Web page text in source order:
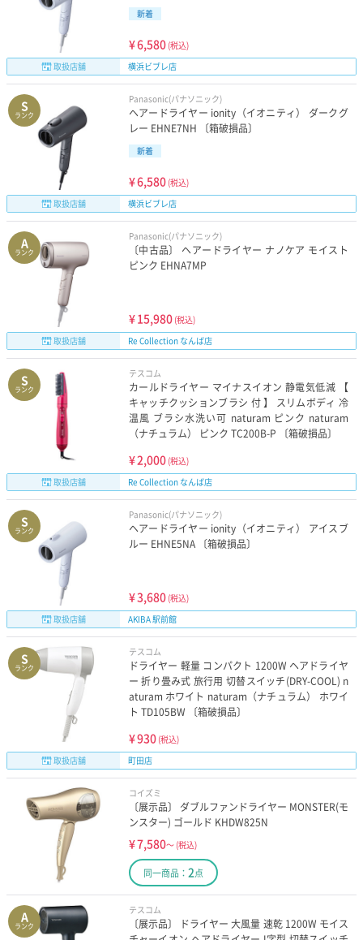
新着
¥6,580 (税込)
取扱店舗
横浜ビブレ店
S
ランク
Panasonic(パナソニック)
ヘアードライヤー ionity（イオニティ） ダークグ
レー EHNE7NH 〔箱破損品〕
新着
¥6,580 (税込)
取扱店舗
横浜ビブレ店
A
ランク
Panasonic(パナソニック)
〔中古品〕 ヘアードライヤー ナノケア モイスト
ピンク EHNA7MP
¥15,980 (税込)
取扱店舗
Re Collection なんば店
S
ランク
テスコム
カールドライヤー マイナスイオン 静電気低減 【
キャッチクッションブラシ 付 】 スリムボディ 冷
温風 ブラシ水洗い可 naturam ピンク naturam
（ナチュラム） ピンク TC200B-P 〔箱破損品〕
¥2,000 (税込)
取扱店舗
Re Collection なんば店
S
ランク
Panasonic(パナソニック)
ヘアードライヤー ionity（イオニティ） アイスブ
ルー EHNE5NA 〔箱破損品〕
¥3,680 (税込)
取扱店舗
AKIBA 駅前館
S
ランク
テスコム
ドライヤー 軽量 コンパクト 1200W ヘアドライヤ
ー 折り畳み式 旅行用 切替スイッチ(DRY-COOL) n
aturam ホワイト naturam（ナチュラム） ホワイ
ト TD105BW 〔箱破損品〕
¥930 (税込)
取扱店舗
町田店
コイズミ
〔展示品〕 ダブルファンドライヤー MONSTER(モ
ンスター) ゴールド KHDW825N
¥7,580～ (税込)
同一商品： 2点
A
ランク
テスコム
〔展示品〕 ドライヤー 大風量 速乾 1200W モイス